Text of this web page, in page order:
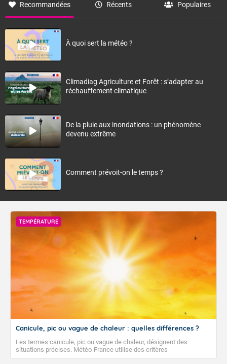
Recommandées Récents Populaires
À quoi sert la météo ?
Climadiag Agriculture et Forêt : s’adapter au
réchauffement climatique
De la pluie aux inondations : un phénomène
devenu extrême
Comment prévoit-on le temps ?
TEMPÉRATURE
Canicule, pic ou vague de chaleur : quelles différences ?
Les termes canicule, pic ou vague de chaleur, désignent des
situations précises. Météo-France utilise des critères
climatologiques pour évaluer et qualifier les épisodes de chaleur qui